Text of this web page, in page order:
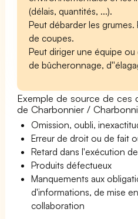
(délais, quantités, ...).
Peut débarder les grumes.
de coupes.
Peut diriger une équipe
de bûcheronnage,
Exemple de source de ces
de Charbonnier /
Omission, oubli,
Erreur de droit ou de fait
Retard dans l'exécution
Produits défectueux
Manquements aux
d'informations, de mise
collaboration